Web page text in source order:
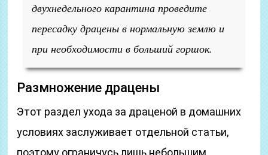
двухнедельного карантина проведите
пересадку драцены в нормальную землю и
при необходимости в больший горшок.
Размножение драцены
Этот раздел ухода за драценой в домашних
условиях заслуживает отдельной статьи,
поэтому ограничусь лишь небольшим